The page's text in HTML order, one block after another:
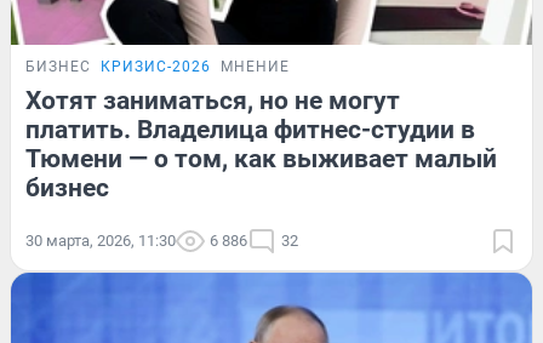
БИЗНЕС КРИЗИС-2026 МНЕНИЕ
Хотят заниматься, но не могут
платить. Владелица фитнес-студии в
Тюмени — о том, как выживает малый
бизнес
30 марта, 2026, 11:30 6 886 32